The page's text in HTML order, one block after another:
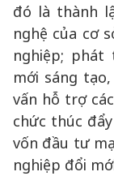
đó là thành
nghệ của cơ
nghiệp; phát
mới sáng
vấn hỗ trợ
chức thúc
vốn đầu tư
nghiệp đổi